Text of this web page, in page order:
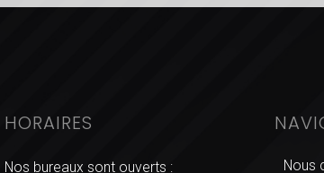
HORAIRES
Nos bureaux sont ouverts : Nous